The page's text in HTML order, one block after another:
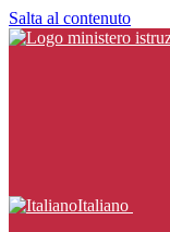
Salta al contenuto
Italiano